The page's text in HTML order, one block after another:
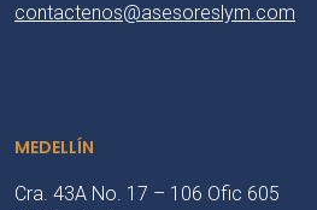
contactenos@asesoreslym.com
MEDELLÍN
Cra. 43A No. 17 – 106 Ofic 605